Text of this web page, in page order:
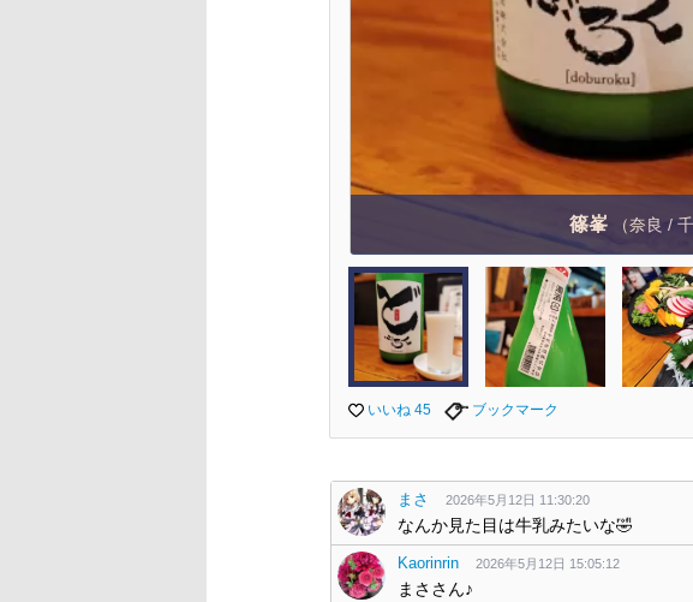
篠峯 （奈良 /
いいね 45 ブックマーク
まさ 2026年5月12日 11:30:20
なんか見た目は牛乳みたいな🤣
Kaorinrin 2026年5月12日 15:05:12
まささん♪